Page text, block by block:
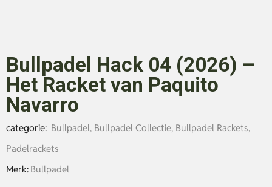
Bullpadel Hack 04 (2026) –
Het Racket van Paquito
Navarro
categorie: Bullpadel, Bullpadel Collectie, Bullpadel Rackets,
Padelrackets
Merk: Bullpadel